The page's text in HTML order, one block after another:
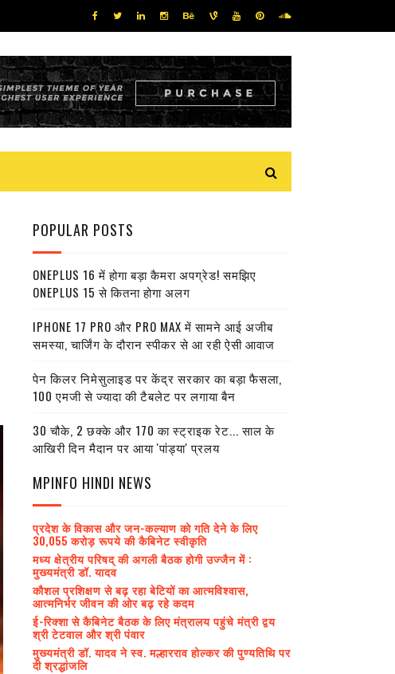
POPULAR POSTS
ONEPLUS 16 में होगा बड़ा कैमरा अपग्रेड! समझिए
ONEPLUS 15 से कितना होगा अलग
IPHONE 17 PRO और PRO MAX में सामने आई अजीब
समस्या, चार्जिंग के दौरान स्पीकर से आ रही ऐसी आवाज
पेन किलर निमेसुलाइड पर केंद्र सरकार का बड़ा फैसला,
100 एमजी से ज्यादा की टैबलेट पर लगाया बैन
30 चौके, 2 छक्के और 170 का स्ट्राइक रेट... साल के
आखिरी दिन मैदान पर आया 'पांड्या' प्रलय
MPINFO HINDI NEWS
प्रदेश के विकास और जन-कल्याण को गति देने के लिए
30,055 करोड़ रूपये की कैबिनेट स्वीकृति
मध्य क्षेत्रीय परिषद् की अगली बैठक होगी उज्जैन में :
मुख्यमंत्री डॉ. यादव
कौशल प्रशिक्षण से बढ़ रहा बेटियों का आत्मविश्वास,
आत्मनिर्भर जीवन की ओर बढ़ रहे कदम
ई-रिक्शा से कैबिनेट बैठक के लिए मंत्रालय पहुंचे मंत्री द्वय
श्री टेटवाल और श्री पंवार
मुख्यमंत्री डॉ. यादव ने स्व. मल्हारराव होल्कर की पुण्यतिथि पर
दी श्रद्धांजलि